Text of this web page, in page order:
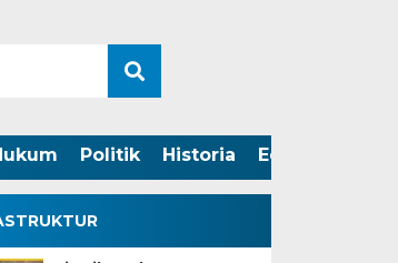
Politik Historia Edukasi